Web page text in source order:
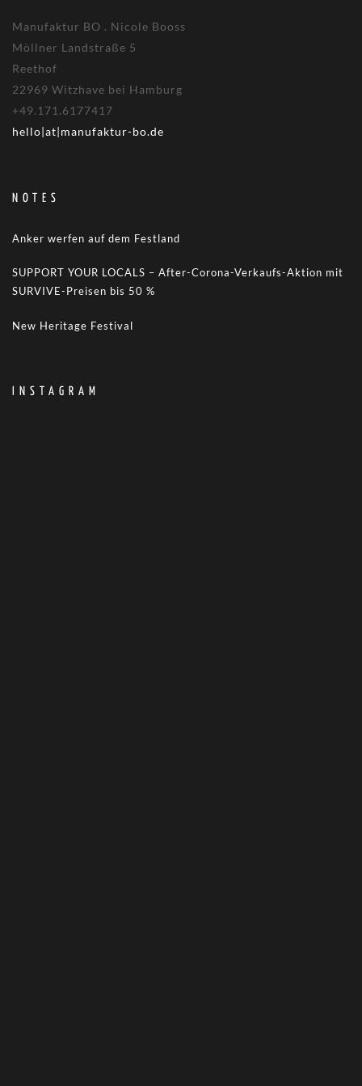
Manufaktur BO . Nicole Booss
Möllner Landstraße 5
Reethof
22969 Witzhave bei Hamburg
+49.171.6177417
hello|at|manufaktur-bo.de
NOTES
Anker werfen auf dem Festland
SUPPORT YOUR LOCALS – After-Corona-Verkaufs-Aktion mit
SURVIVE-Preisen bis 50 %
New Heritage Festival
INSTAGRAM